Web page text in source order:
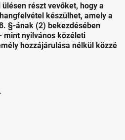
részt vevőket, hogy a
készülhet, amely a
§-ának (2) bekezdésében
mint nyilvános közéleti
hozzájárulása nélkül közzé